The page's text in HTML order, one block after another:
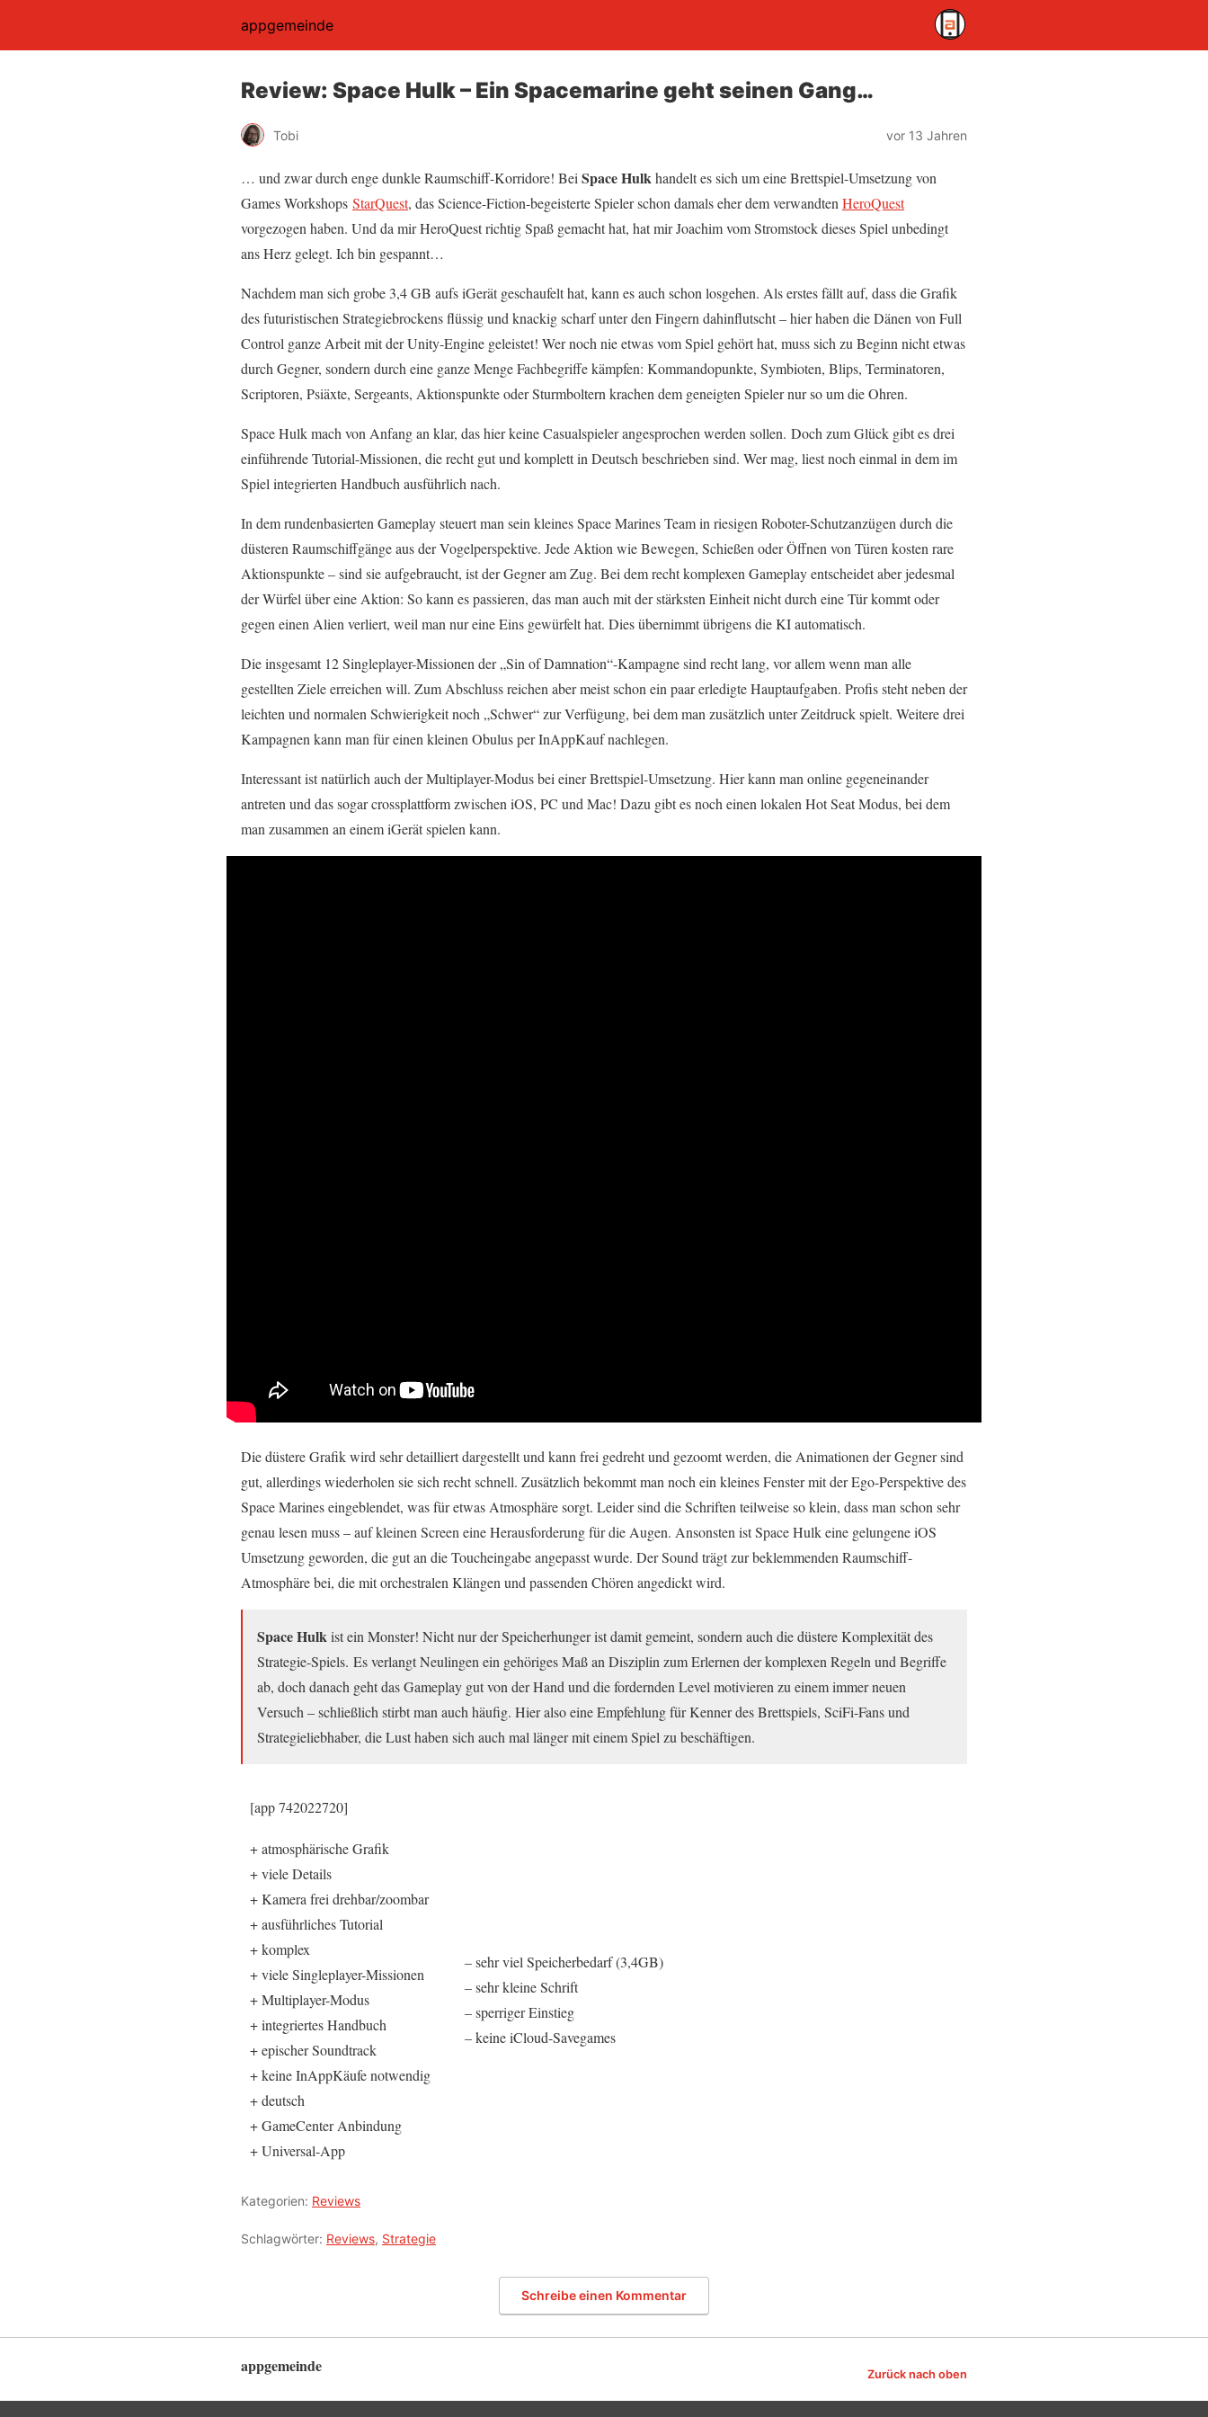
appgemeinde
Review: Space Hulk – Ein Spacemarine geht seinen Gang…
Tobi vor 13 Jahren
… und zwar durch enge dunkle Raumschiff-Korridore! Bei Space Hulkhandelt es sich um eine Brettspiel-Umsetzung von
Games Workshops StarQuest, das Science-Fiction-begeisterte Spieler schon damals eher dem verwandten HeroQuest
vorgezogen haben. Und da mir HeroQuest richtig Spaß gemacht hat, hat mir Joachim vom Stromstock dieses Spiel unbedingt
ans Herz gelegt. Ich bin gespannt…
Nachdem man sich grobe 3,4 GB aufs iGerät geschaufelt hat, kann es auch schon losgehen. Als erstes fällt auf, dass die Grafik
des futuristischen Strategiebrockens flüssig und knackig scharf unter den Fingern dahinflutscht – hier haben die Dänen von Full
Control ganze Arbeit mit der Unity-Engine geleistet! Wer noch nie etwas vom Spiel gehört hat, muss sich zu Beginn nicht etwas
durch Gegner, sondern durch eine ganze Menge Fachbegriffe kämpfen: Kommandopunkte, Symbioten, Blips, Terminatoren,
Scriptoren, Psiäxte, Sergeants, Aktionspunkte oder Sturmboltern krachen dem geneigten Spieler nur so um die Ohren.
Space Hulk mach von Anfang an klar, das hier keine Casualspieler angesprochen werden sollen. Doch zum Glück gibt es drei
einführende Tutorial-Missionen, die recht gut und komplett in Deutsch beschrieben sind. Wer mag, liest noch einmal in dem im
Spiel integrierten Handbuch ausführlich nach.
In dem rundenbasierten Gameplay steuert man sein kleines Space Marines Team in riesigen Roboter-Schutzanzügen durch die
düsteren Raumschiffgänge aus der Vogelperspektive. Jede Aktion wie Bewegen, Schießen oder Öffnen von Türen kosten rare
Aktionspunkte – sind sie aufgebraucht, ist der Gegner am Zug. Bei dem recht komplexen Gameplay entscheidet aber jedesmal
der Würfel über eine Aktion: So kann es passieren, das man auch mit der stärksten Einheit nicht durch eine Tür kommt oder
gegen einen Alien verliert, weil man nur eine Eins gewürfelt hat. Dies übernimmt übrigens die KI automatisch.
Die insgesamt 12 Singleplayer-Missionen der „Sin of Damnation“-Kampagne sind recht lang, vor allem wenn man alle
gestellten Ziele erreichen will. Zum Abschluss reichen aber meist schon ein paar erledigte Hauptaufgaben. Profis steht neben der
leichten und normalen Schwierigkeit noch „Schwer“ zur Verfügung, bei dem man zusätzlich unter Zeitdruck spielt. Weitere drei
Kampagnen kann man für einen kleinen Obulus per InAppKauf nachlegen.
Interessant ist natürlich auch der Multiplayer-Modus bei einer Brettspiel-Umsetzung. Hier kann man online gegeneinander
antreten und das sogar crossplattform zwischen iOS, PC und Mac! Dazu gibt es noch einen lokalen Hot Seat Modus, bei dem
man zusammen an einem iGerät spielen kann.
Die düstere Grafik wird sehr detailliert dargestellt und kann frei gedreht und gezoomt werden, die Animationen der Gegner sind
gut, allerdings wiederholen sie sich recht schnell. Zusätzlich bekommt man noch ein kleines Fenster mit der Ego-Perspektive des
Space Marines eingeblendet, was für etwas Atmosphäre sorgt. Leider sind die Schriften teilweise so klein, dass man schon sehr
genau lesen muss – auf kleinen Screen eine Herausforderung für die Augen. Ansonsten ist Space Hulk eine gelungene iOS
Umsetzung geworden, die gut an die Toucheingabe angepasst wurde. Der Sound trägt zur beklemmenden Raumschiff-
Atmosphäre bei, die mit orchestralen Klängen und passenden Chören angedickt wird.
Space Hulkist ein Monster! Nicht nur der Speicherhunger ist damit gemeint, sondern auch die düstere Komplexität des
Strategie-Spiels. Es verlangt Neulingen ein gehöriges Maß an Disziplin zum Erlernen der komplexen Regeln und Begriffe
ab, doch danach geht das Gameplay gut von der Hand und die fordernden Level motivieren zu einem immer neuen
Versuch – schließlich stirbt man auch häufig. Hier also eine Empfehlung für Kenner des Brettspiels, SciFi-Fans und
Strategieliebhaber, die Lust haben sich auch mal länger mit einem Spiel zu beschäftigen.
[app 742022720]
+ atmosphärische Grafik
+ viele Details
+ Kamera frei drehbar/zoombar
+ ausführliches Tutorial
+ komplex
+ viele Singleplayer-Missionen
+ Multiplayer-Modus
+ integriertes Handbuch
+ epischer Soundtrack
+ keine InAppKäufe notwendig
+ deutsch
+ GameCenter Anbindung
+ Universal-App
– sehr viel Speicherbedarf (3,4GB)
– sehr kleine Schrift
– sperriger Einstieg
– keine iCloud-Savegames
Kategorien: Reviews
Schlagwörter: Reviews, Strategie
Schreibe einen Kommentar
appgemeinde Zurück nach oben